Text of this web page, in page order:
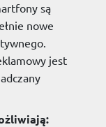
są
nowe
jest